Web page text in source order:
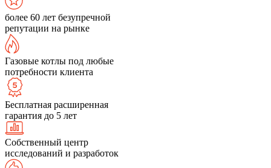
более 60 лет безупречной
репутации на рынке
Газовые котлы под любые
потребности клиента
Бесплатная расширенная
гарантия до 5 лет
Собственный центр
исследований и разработок